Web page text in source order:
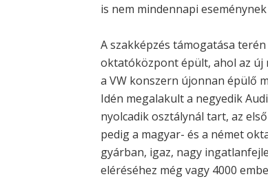
is nem mindennapi
A szakképzés támogatása
oktatóközpont épült, ahol az új
a VW konszern újonnan épülő
Idén megalakult a negyedik
nyolcadik osztálynál tart, az
pedig a magyar- és a német
gyárban, igaz, nagy
eléréséhez még vagy 4000